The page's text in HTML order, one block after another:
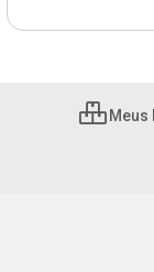
Meus